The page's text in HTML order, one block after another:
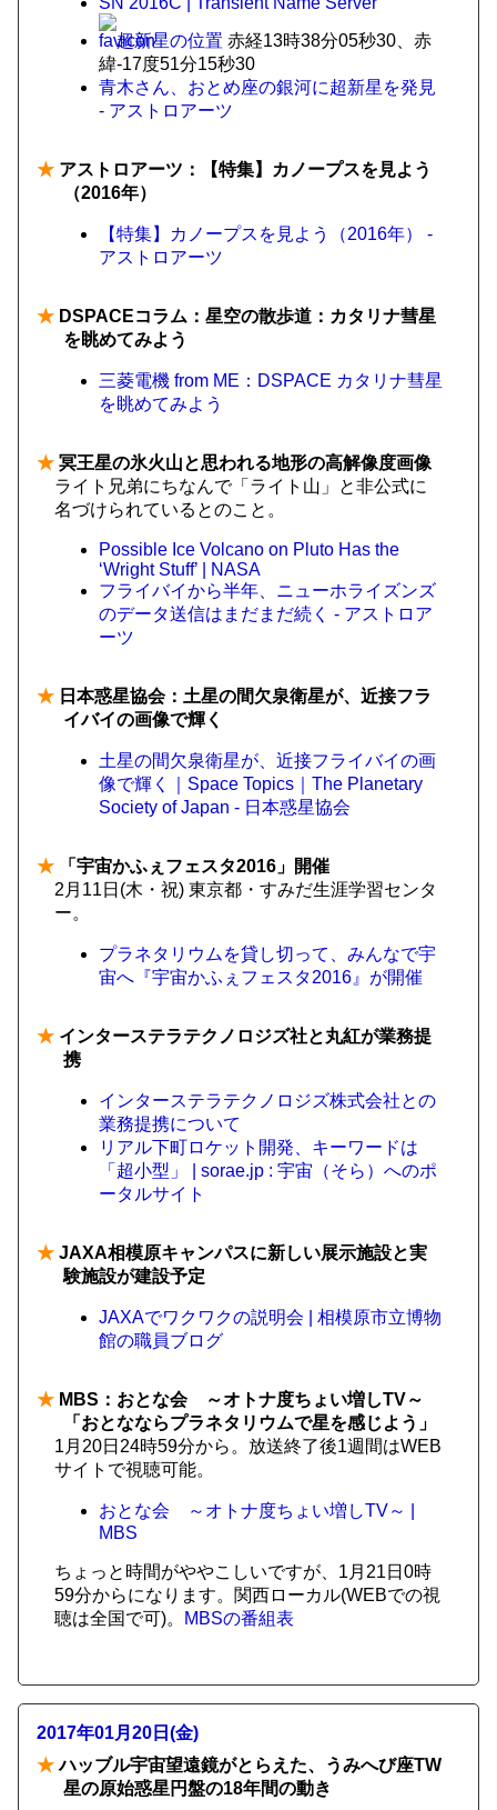
超新星の位置 赤経13時38分05秒30、赤
緯-17度51分15秒30
青木さん、おとめ座の銀河に超新星を発見
- アストロアーツ
★ アストロアーツ：【特集】カノープスを見よう
（2016年）
【特集】カノープスを見よう（2016年） -
アストロアーツ
★ DSPACEコラム：星空の散歩道：カタリナ彗星
を眺めてみよう
三菱電機 from ME：DSPACE カタリナ彗星
を眺めてみよう
★ 冥王星の氷火山と思われる地形の高解像度画像
ライト兄弟にちなんで「ライト山」と非公式に
名づけられているとのこと。
Possible Ice Volcano on Pluto Has the
‘Wright Stuff’ | NASA
フライバイから半年、ニューホライズンズ
のデータ送信はまだまだ続く - アストロア
ーツ
★ 日本惑星協会：土星の間欠泉衛星が、近接フラ
イバイの画像で輝く
土星の間欠泉衛星が、近接フライバイの画
像で輝く｜Space Topics｜The Planetary
Society of Japan - 日本惑星協会
★ 「宇宙かふぇフェスタ2016」開催
2月11日(木・祝) 東京都・すみだ生涯学習センタ
ー。
プラネタリウムを貸し切って、みんなで宇
宙へ『宇宙かふぇフェスタ2016』が開催
★ インターステラテクノロジズ社と丸紅が業務提
携
インターステラテクノロジズ株式会社との
業務提携について
リアル下町ロケット開発、キーワードは
「超小型」 | sorae.jp : 宇宙（そら）へのポ
ータルサイト
★ JAXA相模原キャンパスに新しい展示施設と実
験施設が建設予定
JAXAでワクワクの説明会 | 相模原市立博物
館の職員ブログ
★ MBS：おとな会 ～オトナ度ちょい増しTV～
「おとなならプラネタリウムで星を感じよう」
1月20日24時59分から。放送終了後1週間はWEB
サイトで視聴可能。
おとな会 ～オトナ度ちょい増しTV～ |
MBS
ちょっと時間がややこしいですが、1月21日0時
59分からになります。関西ローカル(WEBでの視
聴は全国で可)。
MBSの番組表
2017年01月20日(金)
★ハッブル宇宙望遠鏡がとらえた、うみへび座TW
星の原始惑星円盤の18年間の動き